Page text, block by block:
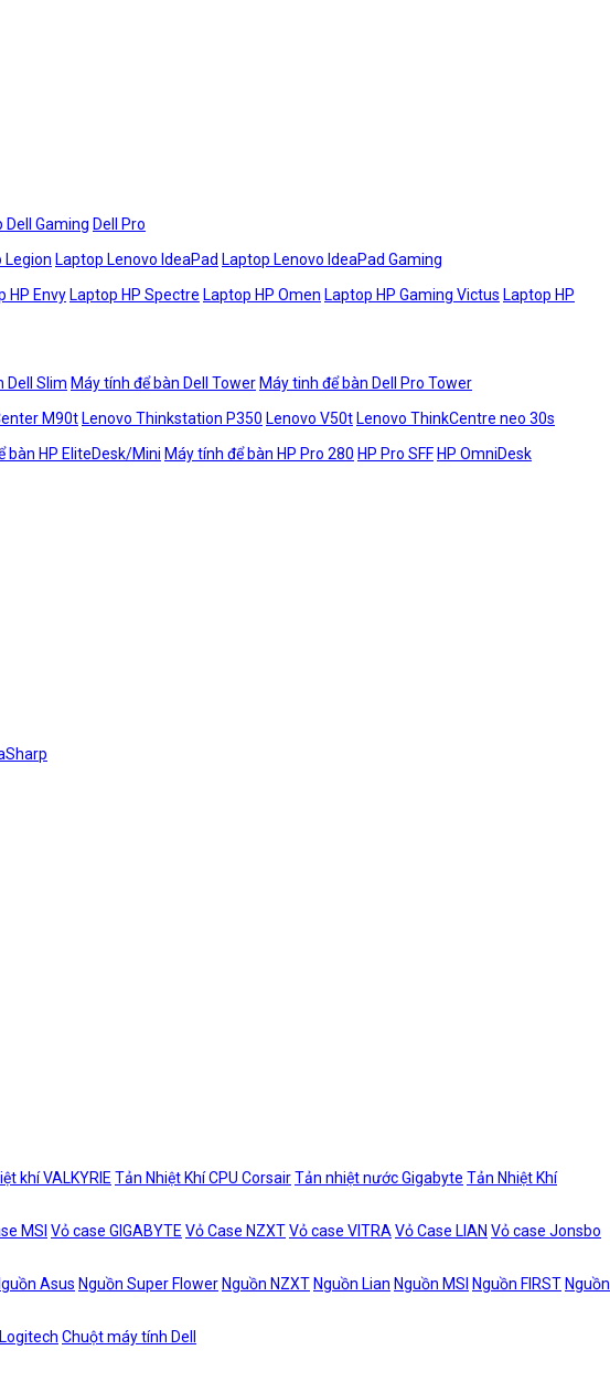
Dell Gaming Dell Pro
Legion Laptop Lenovo IdeaPad Laptop Lenovo IdeaPad Gaming
HP Envy Laptop HP Spectre Laptop HP Omen Laptop HP Gaming Victus Laptop HP
Dell Slim Máy tính để bàn Dell Tower Máy tinh để bàn Dell Pro Tower
M90t Lenovo Thinkstation P350 Lenovo V50t Lenovo ThinkCentre neo 30s
bàn HP EliteDesk/Mini Máy tính để bàn HP Pro 280 HP Pro SFF HP OmniDesk
khí VALKYRIE Tản Nhiệt Khí CPU CorsairTản nhiệt nước Gigabyte Tản Nhiệt Khí
MSI Vỏ case GIGABYTE Vỏ Case NZXTVỏ case VITRA Vỏ Case LIAN Vỏ case Jonsbo
Asus Nguồn Super Flower Nguồn NZXT Nguồn Lian Nguồn MSI Nguồn FIRST Nguồn
Chuột máy tính Dell